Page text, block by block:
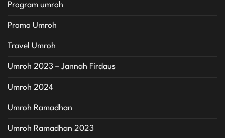
Program umroh
Promo Umroh
Travel Umroh
Umroh 2023 – Jannah Firdaus
Umroh 2024
Umroh Ramadhan
Umroh Ramadhan 2023